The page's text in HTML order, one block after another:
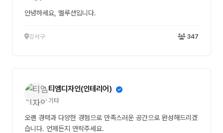
안녕하세요, 멜루션입니다.
강서구 347
티엠디자인(인테리어)
기타
오랜 경력과 다양한 경험으로 만족스러운 공간으로 완성해드리겠
습니다. 언제든지 연락주세요.